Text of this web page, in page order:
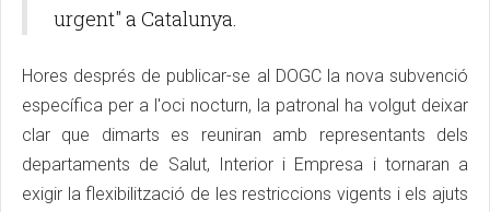
urgent" a Catalunya.
Hores després de publicar-se al DOGC la nova subvenció
específica per a l'oci nocturn, la patronal ha volgut deixar
clar que dimarts es reuniran amb representants dels
departaments de Salut, Interior i Empresa i tornaran a
exigir la flexibilització de les restriccions vigents i els ajuts